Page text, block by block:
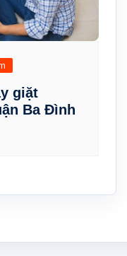
giặt
Ba Đình